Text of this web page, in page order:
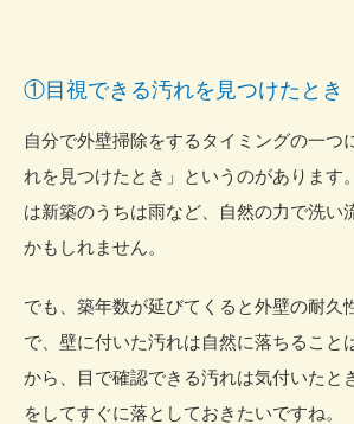
①目視できる汚れを見つけたとき
自分で外壁掃除をするタイミングの一つ
れを見つけたとき」というのがあります
は新築のうちは雨など、自然の力で洗い
かもしれません。
でも、築年数が延びてくると外壁の耐久
で、壁に付いた汚れは自然に落ちること
から、目で確認できる汚れは気付いたと
をしてすぐに落としておきたいですね。